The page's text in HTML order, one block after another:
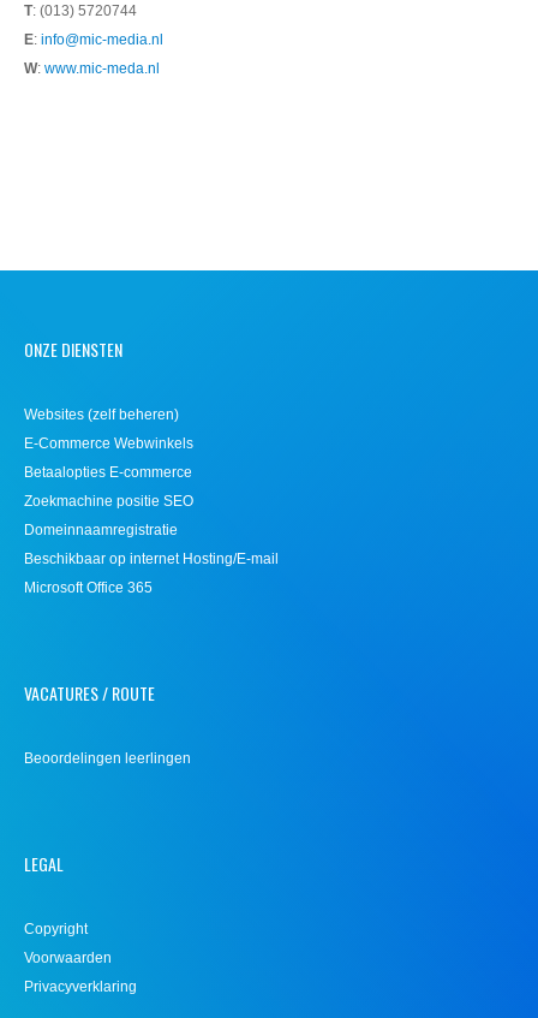
T: (013) 5720744
E: info@mic-media.nl
W: www.mic-meda.nl
ONZE DIENSTEN
Websites (zelf beheren)
E-Commerce Webwinkels
Betaalopties E-commerce
Zoekmachine positie SEO
Domeinnaamregistratie
Beschikbaar op internet Hosting/E-mail
Microsoft Office 365
VACATURES / ROUTE
Beoordelingen leerlingen
LEGAL
Copyright
Voorwaarden
Privacyverklaring